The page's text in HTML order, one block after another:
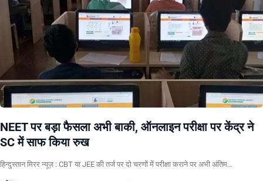
NEET पर बड़ा फैसला अभी बाकी, ऑनलाइन परीक्षा पर केंद्र ने
SC में साफ किया रुख
हिन्दुस्तान मिरर न्यूज़ : CBT या JEE की तर्ज पर दो चरणों में परीक्षा कराने पर अभी अंतिम…